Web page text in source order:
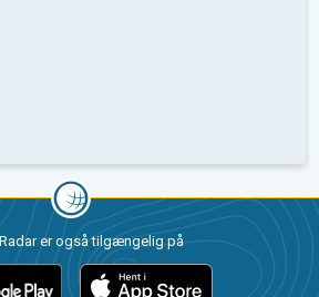
er også tilgængelig på